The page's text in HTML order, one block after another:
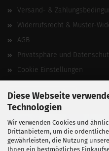
Diese Webseite
Technologien
Wir verwenden Cookies und
Drittanbietern, um die
gewährleisten, die Nutzung
Ihnen ein bestmögliches
Versand- &
Widerrufsrecht & Muster-
AGB
Privatsphäre und
Cookie Einstellungen
Vertrag widerrufen